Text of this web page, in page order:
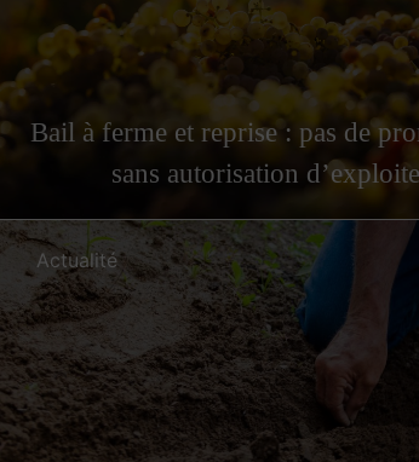
Bail à ferme et reprise : pas de
sans autorisation
Actualité